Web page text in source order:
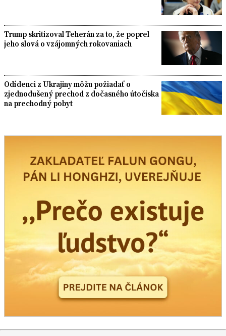
Trump skritizoval Teherán za to, že poprel
jeho slová o vzájomných rokovaniach
Odídenci z Ukrajiny môžu požiadať o
zjednodušený prechod z dočasného útočiska
na prechodný pobyt